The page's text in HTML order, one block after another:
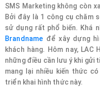
SMS Marketing không còn
Bởi đây là 1 công cụ chăm
sử dụng rất phổ biến. Khá
Brandname để xây dựng
khách hàng. Hôm nay, LAC
những điều cần lưu ý khi gửi
mang lại nhiều kiến thức
triển khai hình thức này.